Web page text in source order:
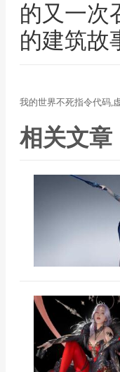
的又一次
的建筑故
我的世界不死指令代码,
相关文章